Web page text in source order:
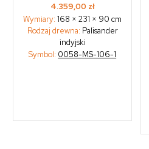
4.359,00 zł
Wymiary:168 × 231 × 90 cm
Rodzaj drewna: Palisander
indyjski
Symbol: 0058-MS-106-1